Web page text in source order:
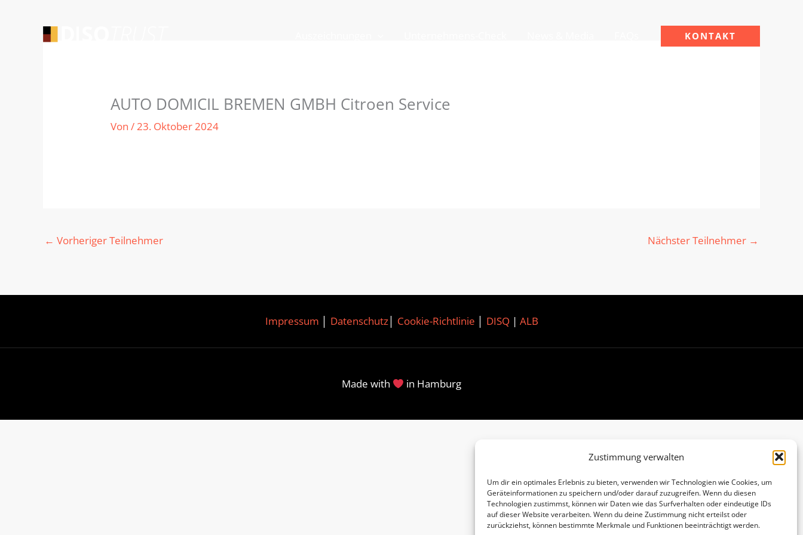
Zustimmung verwalten
Um dir ein optimales Erlebnis zu bieten, verwenden wir Technologien wie Cookies, um
Geräteinformationen zu speichern und/oder darauf zuzugreifen. Wenn du diesen
Technologien zustimmst, können wir Daten wie das Surfverhalten oder eindeutige IDs
auf dieser Website verarbeiten. Wenn du deine Zustimmung nicht erteilst oder
zurückziehst, können bestimmte Merkmale und Funktionen beeinträchtigt werden.
KONTAKT
AUTO DOMICIL BREMEN GMBH Citroen Service
Von/23. Oktober 2024
← Vorheriger Teilnehmer Nächster Teilnehmer →
Impressum Datenschutz│ Cookie-Richtlinie DISQ| ALB
Made with in Hamburg